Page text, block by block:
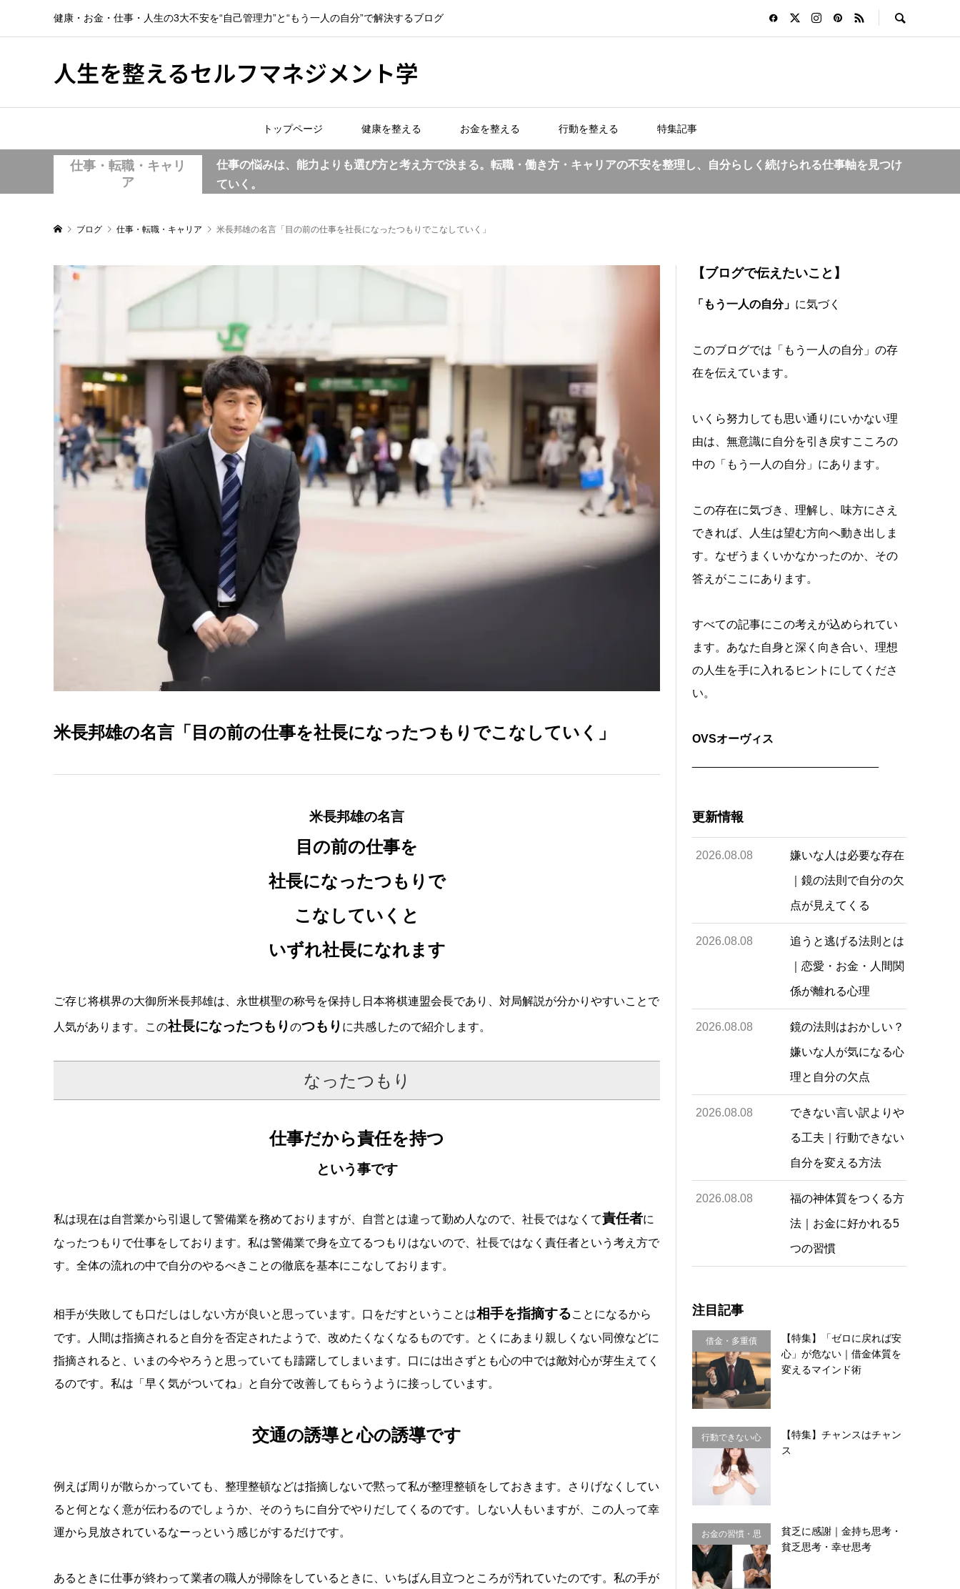
健康・お金・仕事・人生の3大不安を“自己管理力”と“もう一人の自分”で解決するブログ
人生を整えるセルフマネジメント学
トップページ 健康を整える お金を整える 行動を整える 特集記事
仕事・転職・キャリ
ア
仕事の悩みは、能力よりも選び方と考え方で決まる。転職・働き方・キャリアの不安を整理し、自分らしく続けられる仕事軸を見つけ
ていく。
ブログ 仕事・転職・キャリア 米長邦雄の名言「目の前の仕事を社長になったつもりでこなしていく」
米長邦雄の名言「目の前の仕事を社長になったつもりでこなしていく」
米長邦雄の名言
目の前の仕事を
社長になったつもりで
こなしていくと
いずれ社長になれます
ご存じ将棋界の大御所米長邦雄は、永世棋聖の称号を保持し日本将棋連盟会長であり、対局解説が分かりやすいことで
人気があります。この社長になったつもり のつもり に共感したので紹介します。
なったつもり
仕事だから責任を持つ
という事です
私は現在は自営業から引退して警備業を務めておりますが、自営とは違って勤め人なので、社長ではなくて責任者に
なったつもりで仕事をしております。私は警備業で身を立てるつもりはないので、社長ではなく責任者という考え方で
す。全体の流れの中で自分のやるべきことの徹底を基本にこなしております。
相手が失敗しても口だしはしない方が良いと思っています。口をだすということは相手を指摘することになるから
です。人間は指摘されると自分を否定されたようで、改めたくなくなるものです。とくにあまり親しくない同僚などに
指摘されると、いまの今やろうと思っていても躊躇してしまいます。口には出さずとも心の中では敵対心が芽生えてく
るのです。私は「早く気がついてね」と自分で改善してもらうように接っしています。
交通の誘導と心の誘導です
例えば周りが散らかっていても、整理整頓などは指摘しないで黙って私が整理整頓をしておきます。さりげなくしてい
ると何となく意が伝わるのでしょうか、そのうちに自分でやりだしてくるのです。しない人もいますが、この人って幸
運から見放されているなーっという感じがするだけです。
あるときに仕事が終わって業者の職人が掃除をしているときに、いちばん目立つところが汚れていたのです。私の手が
【ブログで伝えたいこと】
「もう一人の自分」 に気づく
このブログでは「もう一人の自分」の存
在を伝えています。
いくら努力しても思い通りにいかない理
由は、無意識に自分を引き戻すこころの
中の「もう一人の自分」にあります。
この存在に気づき、理解し、味方にさえ
できれば、人生は望む方向へ動き出しま
す。なぜうまくいかなかったのか、その
答えがここにあります。
すべての記事にこの考えが込められてい
ます。あなた自身と深く向き合い、理想
の人生を手に入れるヒントにしてくださ
い。
OVSオーヴィス
更新情報
2026.08.08 嫌いな人は必要な存在
｜鏡の法則で自分の欠
点が見えてくる
2026.08.08 追うと逃げる法則とは
｜恋愛・お金・人間関
係が離れる心理
2026.08.08 鏡の法則はおかしい？
嫌いな人が気になる心
理と自分の欠点
2026.08.08 できない言い訳よりや
る工夫｜行動できない
自分を変える方法
2026.08.08 福の神体質をつくる方
法｜お金に好かれる5
つの習慣
注目記事
借金・多重債
務・金銭感覚
【特集】「ゼロに戻れば安
心」が危ない｜借金体質を
変えるマインド術
行動できない心
理・思い込み
【特集】チャンスはチャン
ス
お金の習慣・思
貧乏に感謝｜金持ち思考・
貧乏思考・幸せ思考